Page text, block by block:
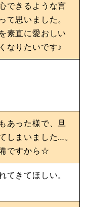
できるような言
て思いました。
素直に愛おしい
なりたいです♪
あった様で、旦
しまいました…。
ですから☆
てきてほしい。